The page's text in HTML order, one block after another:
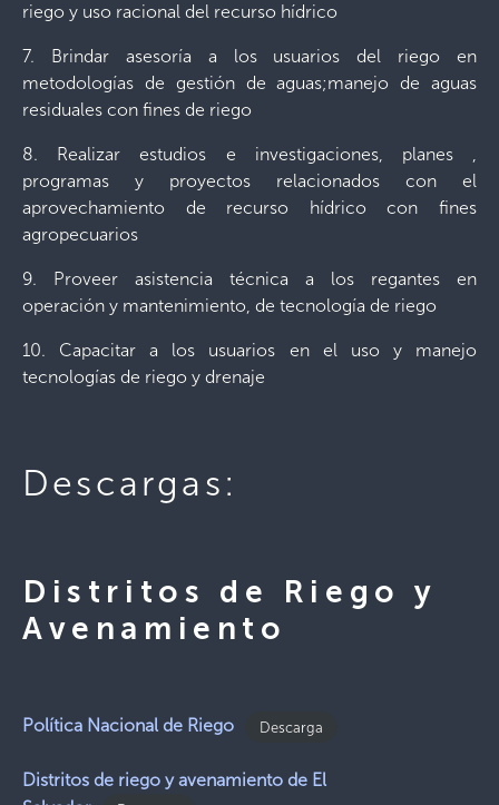
riego y uso racional del recurso hídrico
7. Brindar asesoría a los usuarios del riego en
metodologías de gestión de aguas;manejo de aguas
residuales con fines de riego
8. Realizar estudios e investigaciones, planes ,
programas y proyectos relacionados con el
aprovechamiento de recurso hídrico con fines
agropecuarios
9. Proveer asistencia técnica a los regantes en
operación y mantenimiento, de tecnología de riego
10. Capacitar a los usuarios en el uso y manejo
tecnologías de riego y drenaje
Descargas:
Distritos de Riego y
Avenamiento
Política Nacional de Riego Descarga
Distritos de riego y avenamiento de El